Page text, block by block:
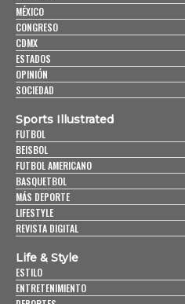
MÉXICO
CONGRESO
CDMX
ESTADOS
OPINIÓN
SOCIEDAD
Sports Illustrated
FUTBOL
BEISBOL
FUTBOL AMERICANO
BASQUETBOL
MÁS DEPORTE
LIFESTYLE
REVISTA DIGITAL
Life & Style
ESTILO
ENTRETENIMIENTO